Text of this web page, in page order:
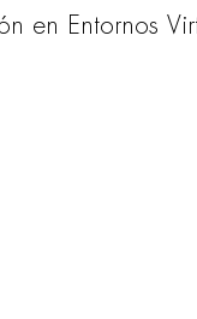
en Entornos